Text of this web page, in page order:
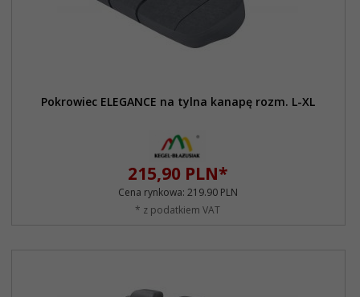
Pokrowiec ELEGANCE na tylna kanapę rozm. L-XL
215,90 PLN*
Cena rynkowa: 219.90 PLN
* z podatkiem VAT